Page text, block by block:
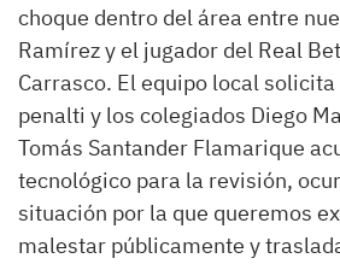
choque dentro del área entre
Ramírez y el jugador del Real
Carrasco. El equipo local
penalti y los colegiados Diego
Tomás Santander Flamarique
tecnológico para la revisión,
situación por la que queremos
malestar públicamente y